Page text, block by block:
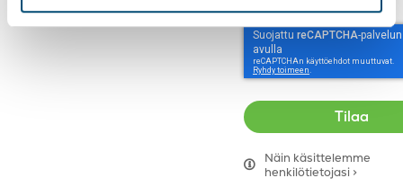
Näin käsittelemme
henkilötietojasi >